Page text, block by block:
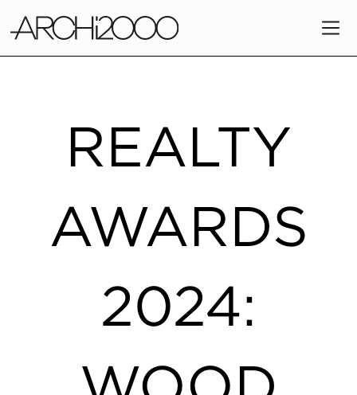
REALTY
AWARDS
2024: